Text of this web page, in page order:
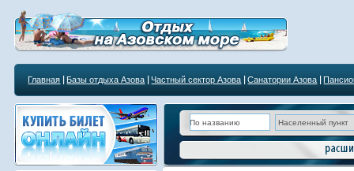
Главная Базы отдыха Азова Частный сектор Азова Санатории Азова